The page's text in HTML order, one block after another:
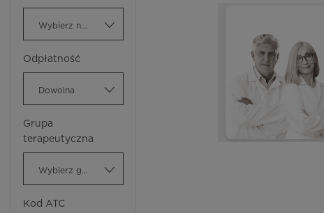
Odpłatność
Dowolna
Grupa
terapeutyczna
Kod ATC